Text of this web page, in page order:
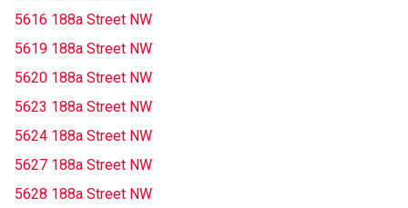
5616 188a Street NW
5619 188a Street NW
5620 188a Street NW
5623 188a Street NW
5624 188a Street NW
5627 188a Street NW
5628 188a Street NW